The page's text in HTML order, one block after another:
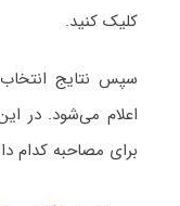
کلیک کنید.
سپس نتایج
اعلام می‌شود. در
برای مصاحبه کدام